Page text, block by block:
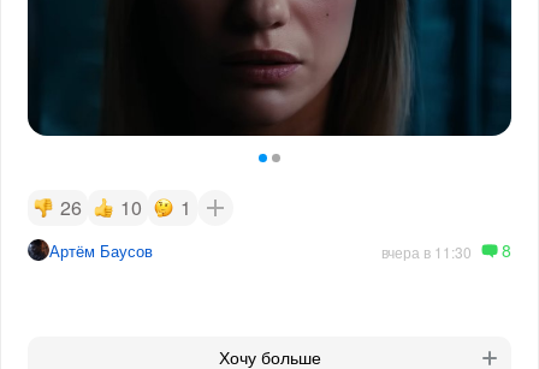
26 10 1
Артём Баусов вчера в 11:30 8
Хочу больше